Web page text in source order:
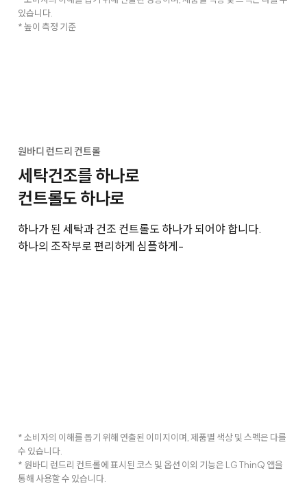
있습니다.
* 높이 측정 기준
원바디 런드리 컨트롤
세탁건조를 하나로
컨트롤도 하나로
하나가 된 세탁과 건조 컨트롤도 하나가 되어야 합니다.
하나의 조작부로 편리하게 심플하게-
* 소비자의 이해를 돕기 위해 연출된 이미지이며, 제품별 색상 및 스펙은 다를
수 있습니다.
* 원바디 런드리 컨트롤에 표시된 코스 및 옵션 이외 기능은 LG ThinQ 앱을
통해 사용할 수 있습니다.